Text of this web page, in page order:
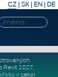
CZ | SK| EN | DE
Revit 2027.
v sekci